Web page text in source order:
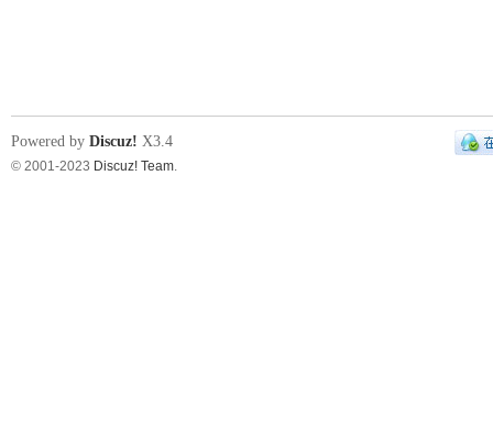
Powered by Discuz! X3.4
© 2001-2023 Discuz! Team